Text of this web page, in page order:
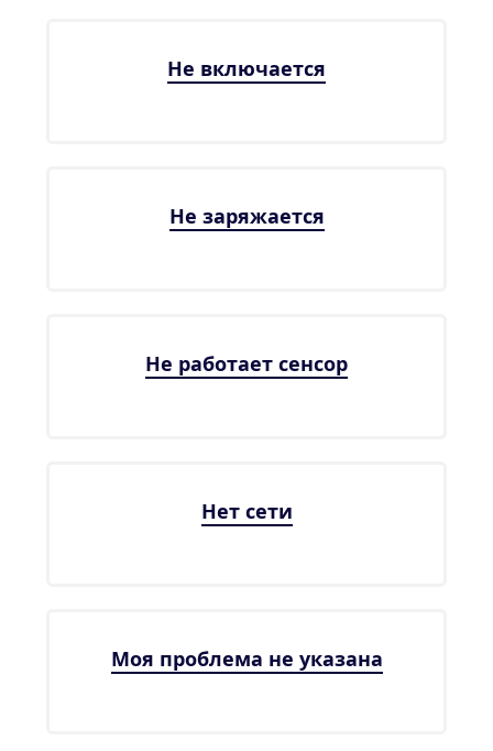
Не включается
Не заряжается
Не работает сенсор
Нет сети
Моя проблема не указана